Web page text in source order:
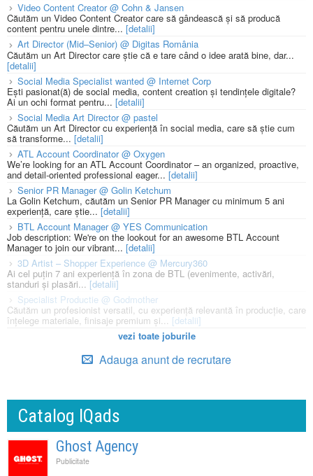
Video Content Creator @ Cohn & Jansen
Căutăm un Video Content Creator care să gândească și să producă
content pentru unele dintre... [detalii]
Art Director (Mid–Senior) @ Digitas România
Căutăm un Art Director care știe că e tare când o idee arată bine, dar...
[detalii]
Social Media Specialist wanted @ Internet Corp
Ești pasionat(ă) de social media, content creation și tendințele digitale?
Ai un ochi format pentru... [detalii]
Social Media Art Director @ pastel
Căutăm un Art Director cu experiență în social media, care să știe cum
să transforme... [detalii]
ATL Account Coordinator @ Oxygen
We’re looking for an ATL Account Coordinator – an organized, proactive,
and detail-oriented professional eager... [detalii]
Senior PR Manager @ Golin Ketchum
La Golin Ketchum, căutăm un Senior PR Manager cu minimum 5 ani
experiență, care știe... [detalii]
BTL Account Manager @ YES Communication
Job description: We're on the lookout for an awesome BTL Account
Manager to join our vibrant... [detalii]
3D Artist – Shopper Experience @ Mercury360
Ai cel puțin 7 ani experiență în zona de BTL (evenimente, activări,
standuri și plasări...[detalii]
Specialist Productie @ Godmother
Căutăm un profesionist versatil, cu experiență relevantă în producție, care
înțelege materiale, finisaje premium și... [detalii]
vezi toate joburile
Adauga anunt de recrutare
Catalog IQads
Ghost Agency
Publicitate